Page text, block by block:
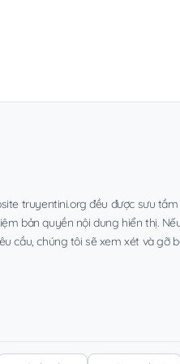
truyentini.org đều được sưu
bản quyền nội dung hiển thị.
cầu, chúng tôi sẽ xem xét và gỡ